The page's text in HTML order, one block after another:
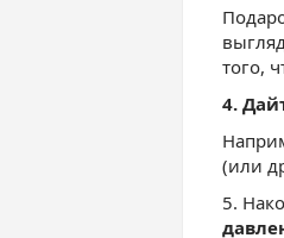
того,
4.
(или
5.